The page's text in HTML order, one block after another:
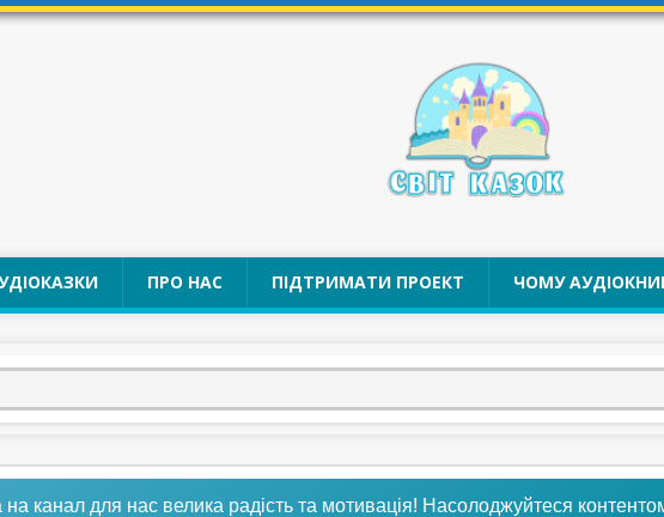
ПРО НАС ПІДТРИМАТИ ПРОЕКТ ЧОМУ
канал для нас велика радість та мотивація! Насолоджуйтеся